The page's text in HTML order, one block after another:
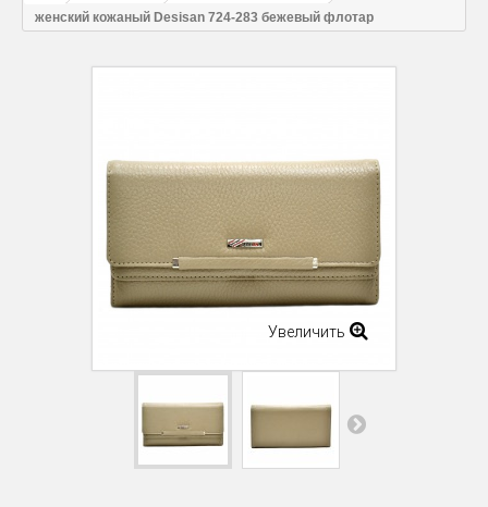
женский кожаный Desisan 724-283 бежевый флотар
Увеличить